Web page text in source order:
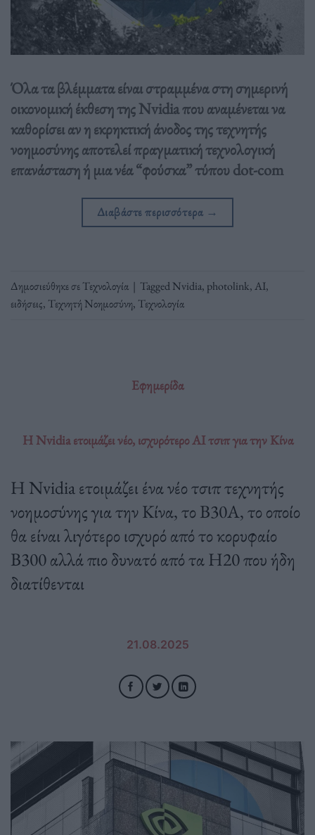
Όλα τα βλέμματα είναι στραμμένα στη σημερινή
οικονομική έκθεση της Nvidia που αναμένεται να
καθορίσει αν η εκρηκτική άνοδος της τεχνητής
νοημοσύνης αποτελεί πραγματική τεχνολογική
επανάσταση ή μια νέα “φούσκα” τύπου dot-com
Διαβάστε περισσότερα →
Δημοσιεύθηκε σεΤεχνολογία | TaggedNvidia, photolink,ΑΙ,
ειδήσεις, Τεχνητή Νοημοσύνη, Τεχνολογία
Εφημερίδα
H Nvidia ετοιμάζει νέο, ισχυρότερο ΑΙ τσιπ για την Κίνα
Η Nvidia ετοιμάζει ένα νέο τσιπ τεχνητής
νοημοσύνης για την Κίνα, το B30A, το οποίο
θα είναι λιγότερο ισχυρό από το κορυφαίο
B300 αλλά πιο δυνατό από τα H20 που ήδη
διατίθενται
21.08.2025